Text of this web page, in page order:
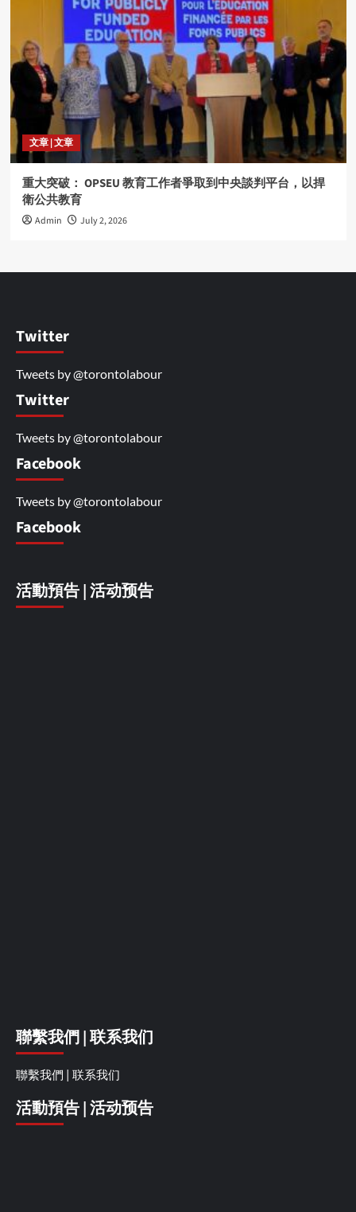
文章 | 文章
重大突破： OPSEU 教育工作者爭取到中央談判平台，以捍
衛公共教育
Admin July 2, 2026
Twitter
Tweets by @torontolabour
Twitter
Tweets by @torontolabour
Facebook
Tweets by @torontolabour
Facebook
活動預告 | 活动预告
聯繫我們 | 联系我们
聯繫我們 | 联系我们
活動預告 | 活动预告